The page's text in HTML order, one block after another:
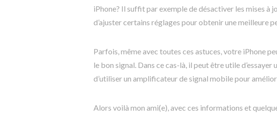
iPhone? Il suffit par exemple de désactiver les mises à
d’ajuster certains réglages pour obtenir une meilleure
Parfois, même avec toutes ces astuces, votre iPhone
le bon signal. Dans ce cas-là, il peut être utile
d’utiliser un amplificateur de signal mobile pour
Alors voilà mon ami(e), avec ces informations et